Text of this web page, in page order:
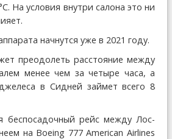
На условия внутри салона это ни
начнутся уже в 2021 году.
преодолеть расстояние между
менее чем за четыре часа, а
в Сидней займет всего 8
беспосадочный рейс между Лос-
на Boeing 777 American Airlines